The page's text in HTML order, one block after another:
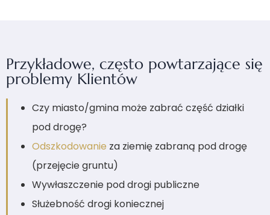
Przykładowe, często powtarzające się
problemy Klientów
Czy miasto/gmina może zabrać część działki
pod drogę?
Odszkodowanie za ziemię zabraną pod drogę
(przejęcie gruntu)
Wywłaszczenie pod drogi publiczne
Służebność drogi koniecznej